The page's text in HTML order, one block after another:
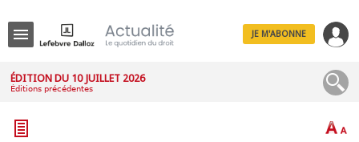
JE M'ABONNE
ÉDITION DU 10 JUILLET 2026
Éditions précédentes